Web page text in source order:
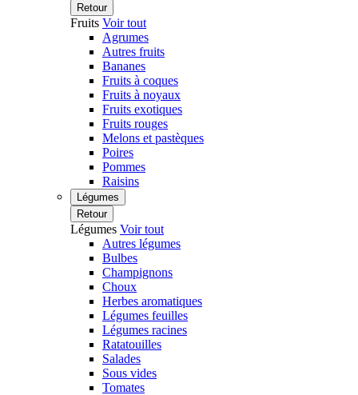
Retour
Fruits Voir tout
Agrumes
Autres fruits
Bananes
Fruits à coques
Fruits à noyaux
Fruits exotiques
Fruits rouges
Melons et pastèques
Poires
Pommes
Raisins
Légumes
Retour
Légumes Voir tout
Autres légumes
Bulbes
Champignons
Choux
Herbes aromatiques
Légumes feuilles
Légumes racines
Ratatouilles
Salades
Sous vides
Tomates